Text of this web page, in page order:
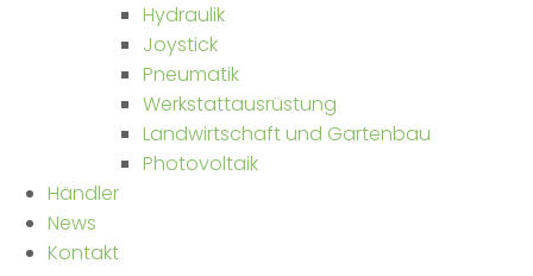
Hydraulik
Joystick
Pneumatik
Werkstattausrüstung
Landwirtschaft und Gartenbau
Photovoltaik
Händler
News
Kontakt